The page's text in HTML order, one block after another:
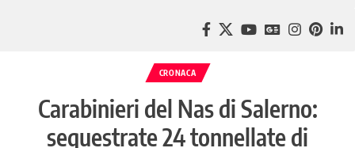
CRONACA
Carabinieri del Nas di Salerno:
sequestrate 24 tonnellate di